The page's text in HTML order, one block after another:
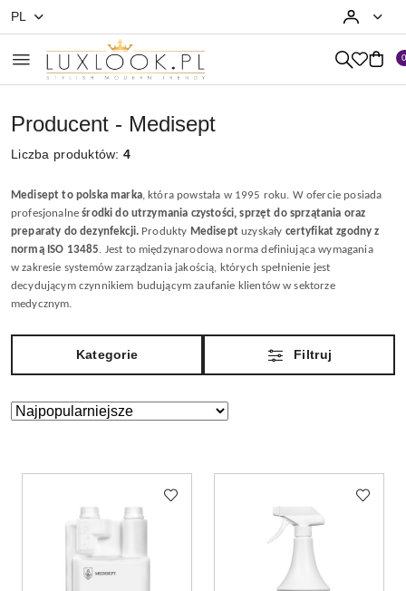
Przejdź do treści głównej
Przejdź do wyszukiwarki
Przejdź do moje konto
Przejdź do menu głównego
Przejdź do stopki
0
PL
Producent - Medisept
Liczba produktów:4
Mediseptto polska marka, która powstała w 1995 roku. W ofercie posiada
profesjonalne środki do utrzymania czystości, sprzęt do sprzątania oraz
preparaty do dezynfekcji. Produkty Mediseptuzyskały certyfikat zgodny z
normą ISO 13485. Jest to międzynarodowa norma definiująca wymagania
w zakresie systemów zarządzania jakością, których spełnienie jest
decydującym czynnikiem budującym zaufanie klientów w sektorze
medycznym.
Kategorie Filtruj
Zastosowano
Sortuj